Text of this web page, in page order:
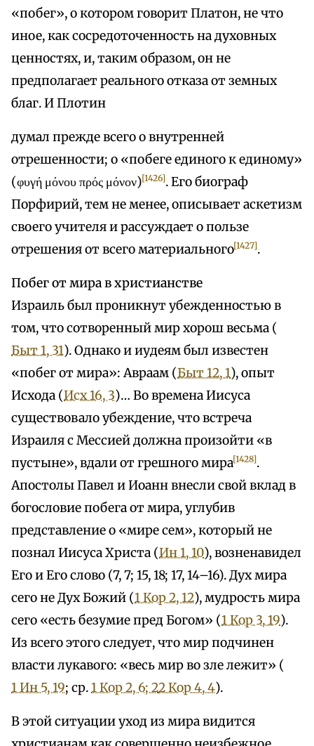
«побег», о котором говорит Платон, не что
иное, как сосредоточенность на духовных
ценностях, и, таким образом, он не
предполагает реального отказа от земных
благ. И Плотин
думал прежде всего о внутренней
отрешенности; о «побеге единого к единому»
(φυγή μόνου πρός μόνον)[1426]. Его биограф
Порфирий, тем не менее, описывает аскетизм
своего учителя и рассуждает о пользе
отрешения от всего материального[1427].
Побег от мира в христианстве
Израиль был проникнут убежденностью в
том, что сотворенный мир хорош весьма (
Быт 1, 31). Однако и иудеям был известен
«побег от мира»: Авраам (Быт 12, 1), опыт
Исхода (Исх 16, 3)… Во времена Иисуса
существовало убеждение, что встреча
Израиля с Мессией должна произойти «в
пустыне», вдали от грешного мира[1428].
Апостолы Павел и Иоанн внесли свой вклад в
богословие побега от мира, углубив
представление о «мире сем», который не
познал Иисуса Христа (Ин 1, 10), возненавидел
Его и Его слово (7, 7; 15, 18; 17, 14–16). Дух мира
сего не Дух Божий (1 Кор 2, 12), мудрость мира
сего «есть безумие пред Богом» (1 Кор 3, 19).
Из всего этого следует, что мир подчинен
власти лукавого: «весь мир во зле лежит» (
1 Ин 5, 19; ср.1 Кор 2, 6; 22 Кор 4, 4).
В этой ситуации уход из мира видится